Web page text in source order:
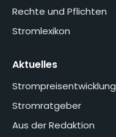
Rechte und Pflichten
Stromlexikon
Aktuelles
Strompreisentwicklung
Stromratgeber
Aus der Redaktion